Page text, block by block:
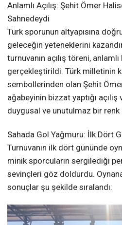
Anlamlı Açılış: Şehit Ömer
Sahnedeydi
Türk sporunun altyapısına
geleceğin yeteneklerini
turnuvanın açılış töreni, anlamlı
gerçekleştirildi. Türk milletinin
sembollerinden olan Şehit
ağabeyinin bizzat yaptığı
duygusal ve unutulmaz bir renk
Sahada Gol Yağmuru: İlk Dört
Turnuvanın ilk dört gününde
minik sporcuların sergilediği
sevinçleri göz doldurdu.
sonuçlar şu şekilde sıralandı: